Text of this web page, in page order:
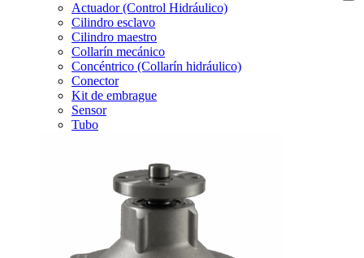
Actuador (Control Hidráulico)
Cilindro esclavo
Cilindro maestro
Collarín mecánico
Concéntrico (Collarín hidráulico)
Conector
Kit de embrague
Sensor
Tubo